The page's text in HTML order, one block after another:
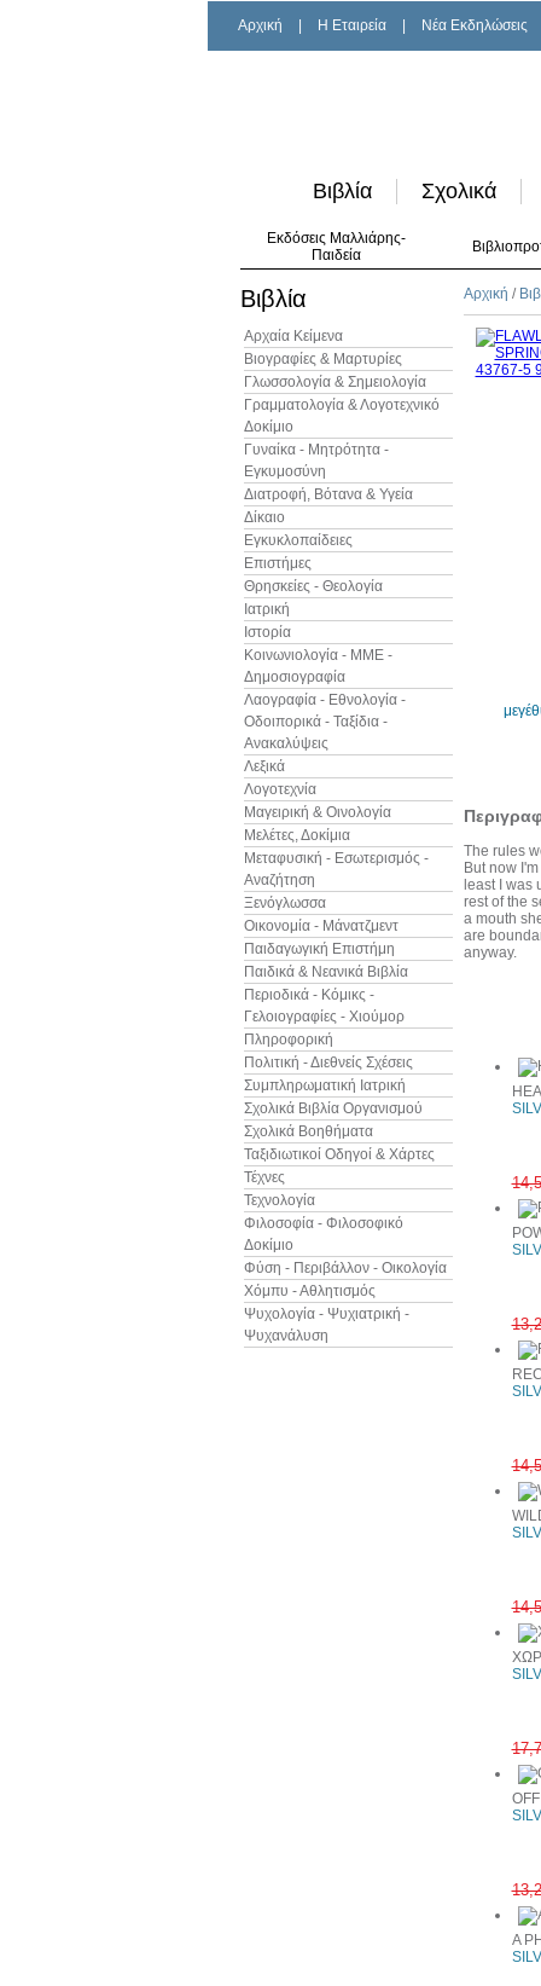
Αρχική H Εταιρεία Νέα Εκδηλώσεις
Βιβλία Σχολικά
Εκδόσεις Μαλλιάρης-
Παιδεία
Βιβλία
Αρχαία Κείμενα
Βιογραφίες & Μαρτυρίες
Γλωσσολογία & Σημειολογία
Γραμματολογία & Λογοτεχνικό
Δοκίμιο
Γυναίκα - Μητρότητα -
Εγκυμοσύνη
Διατροφή, Βότανα & Υγεία
Δίκαιο
Εγκυκλοπαίδειες
Επιστήμες
Θρησκείες - Θεολογία
Ιατρική
Ιστορία
Κοινωνιολογία - ΜΜΕ -
Δημοσιογραφία
Λαογραφία - Εθνολογία -
Οδοιπορικά - Ταξίδια -
Ανακαλύψεις
Λεξικά
Λογοτεχνία
Μαγειρική & Οινολογία
Μελέτες, Δοκίμια
Μεταφυσική - Εσωτερισμός -
Αναζήτηση
Ξενόγλωσσα
Οικονομία - Μάνατζμεντ
Παιδαγωγική Επιστήμη
Παιδικά & Νεανικά Βιβλία
Περιοδικά - Κόμικς -
Γελοιογραφίες - Χιούμορ
Πληροφορική
Πολιτική - Διεθνείς Σχέσεις
Συμπληρωματική Ιατρική
Σχολικά Βιβλία Οργανισμού
Σχολικά Βοηθήματα
Ταξιδιωτικοί Οδηγοί & Χάρτες
Τέχνες
Τεχνολογία
Φιλοσοφία - Φιλοσοφικό
Δοκίμιο
Φύση - Περιβάλλον - Οικολογία
Χόμπυ - Αθλητισμός
Ψυχολογία - Ψυχιατρική -
Ψυχανάλυση
Αρχική /
The rules
But now
least I was
rest of the
a mouth
are
anyway.
A